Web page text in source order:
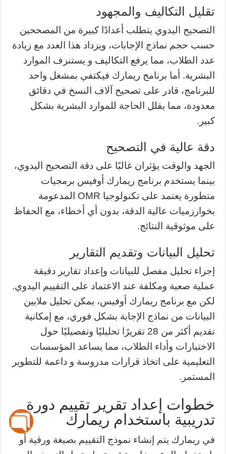
تقليل التكاليف والمجهود
التصحيح اليدوي يتطلب أعدادًا كبيرة من المصححين
حسب حجم نماذج الإجابات، ويزداد هذا العدد مع زيادة
عدد الطلاب، مما يرفع التكاليف و يستنزف الموارد
البشرية. أما برنامج ريمارك فيكتفي بمشغل واحد
للبرنامج، قادر على تصحيح آلاف النسخ في دقائق
معدودة، مما يقلل الحاجة للموارد البشرية بشكل
كبير.
دقة عالية في التصحيح
الجهد والوقت يؤثران غالبًا على دقة التصحيح اليدوي،
بينما يستخدم برنامج ريمارك أوفيس برمجيات
متطورة يعتمد على تكنولوجيا OMR المدعومة
بخوارزميات عالية الدقة، بدون أي أخطاء، مع الحفاظ
على موثوقية النتائج.
تحليل البيانات وتقديم التقارير
إجراء تحليل مفصل للبيانات وإعداد تقارير دقيقة
عملية صعبة ومكلفة عند الاعتماد على التقييم اليدوي.
لكن مع برنامج ريمارك أوفيس، يمكن تحليل ملايين
البيانات من نماذج الإجابة بشكل فوري، مع إمكانية
تقديم أكثر من 28 تقريرًا تحليليًا وتفصيليًا حول
الاختبارات وأداء الطلاب، مما يساعد المؤسسات
التعليمية على اتخاذ قرارات مدروسة و داعمة للتطوير
المستمر.
خطوات إعداد تقرير تقييم دورة
تدريبية باستخدام ريمارك
في ريمارك يتم إنشاء نموذج التقييم بصيغة ورقية أو